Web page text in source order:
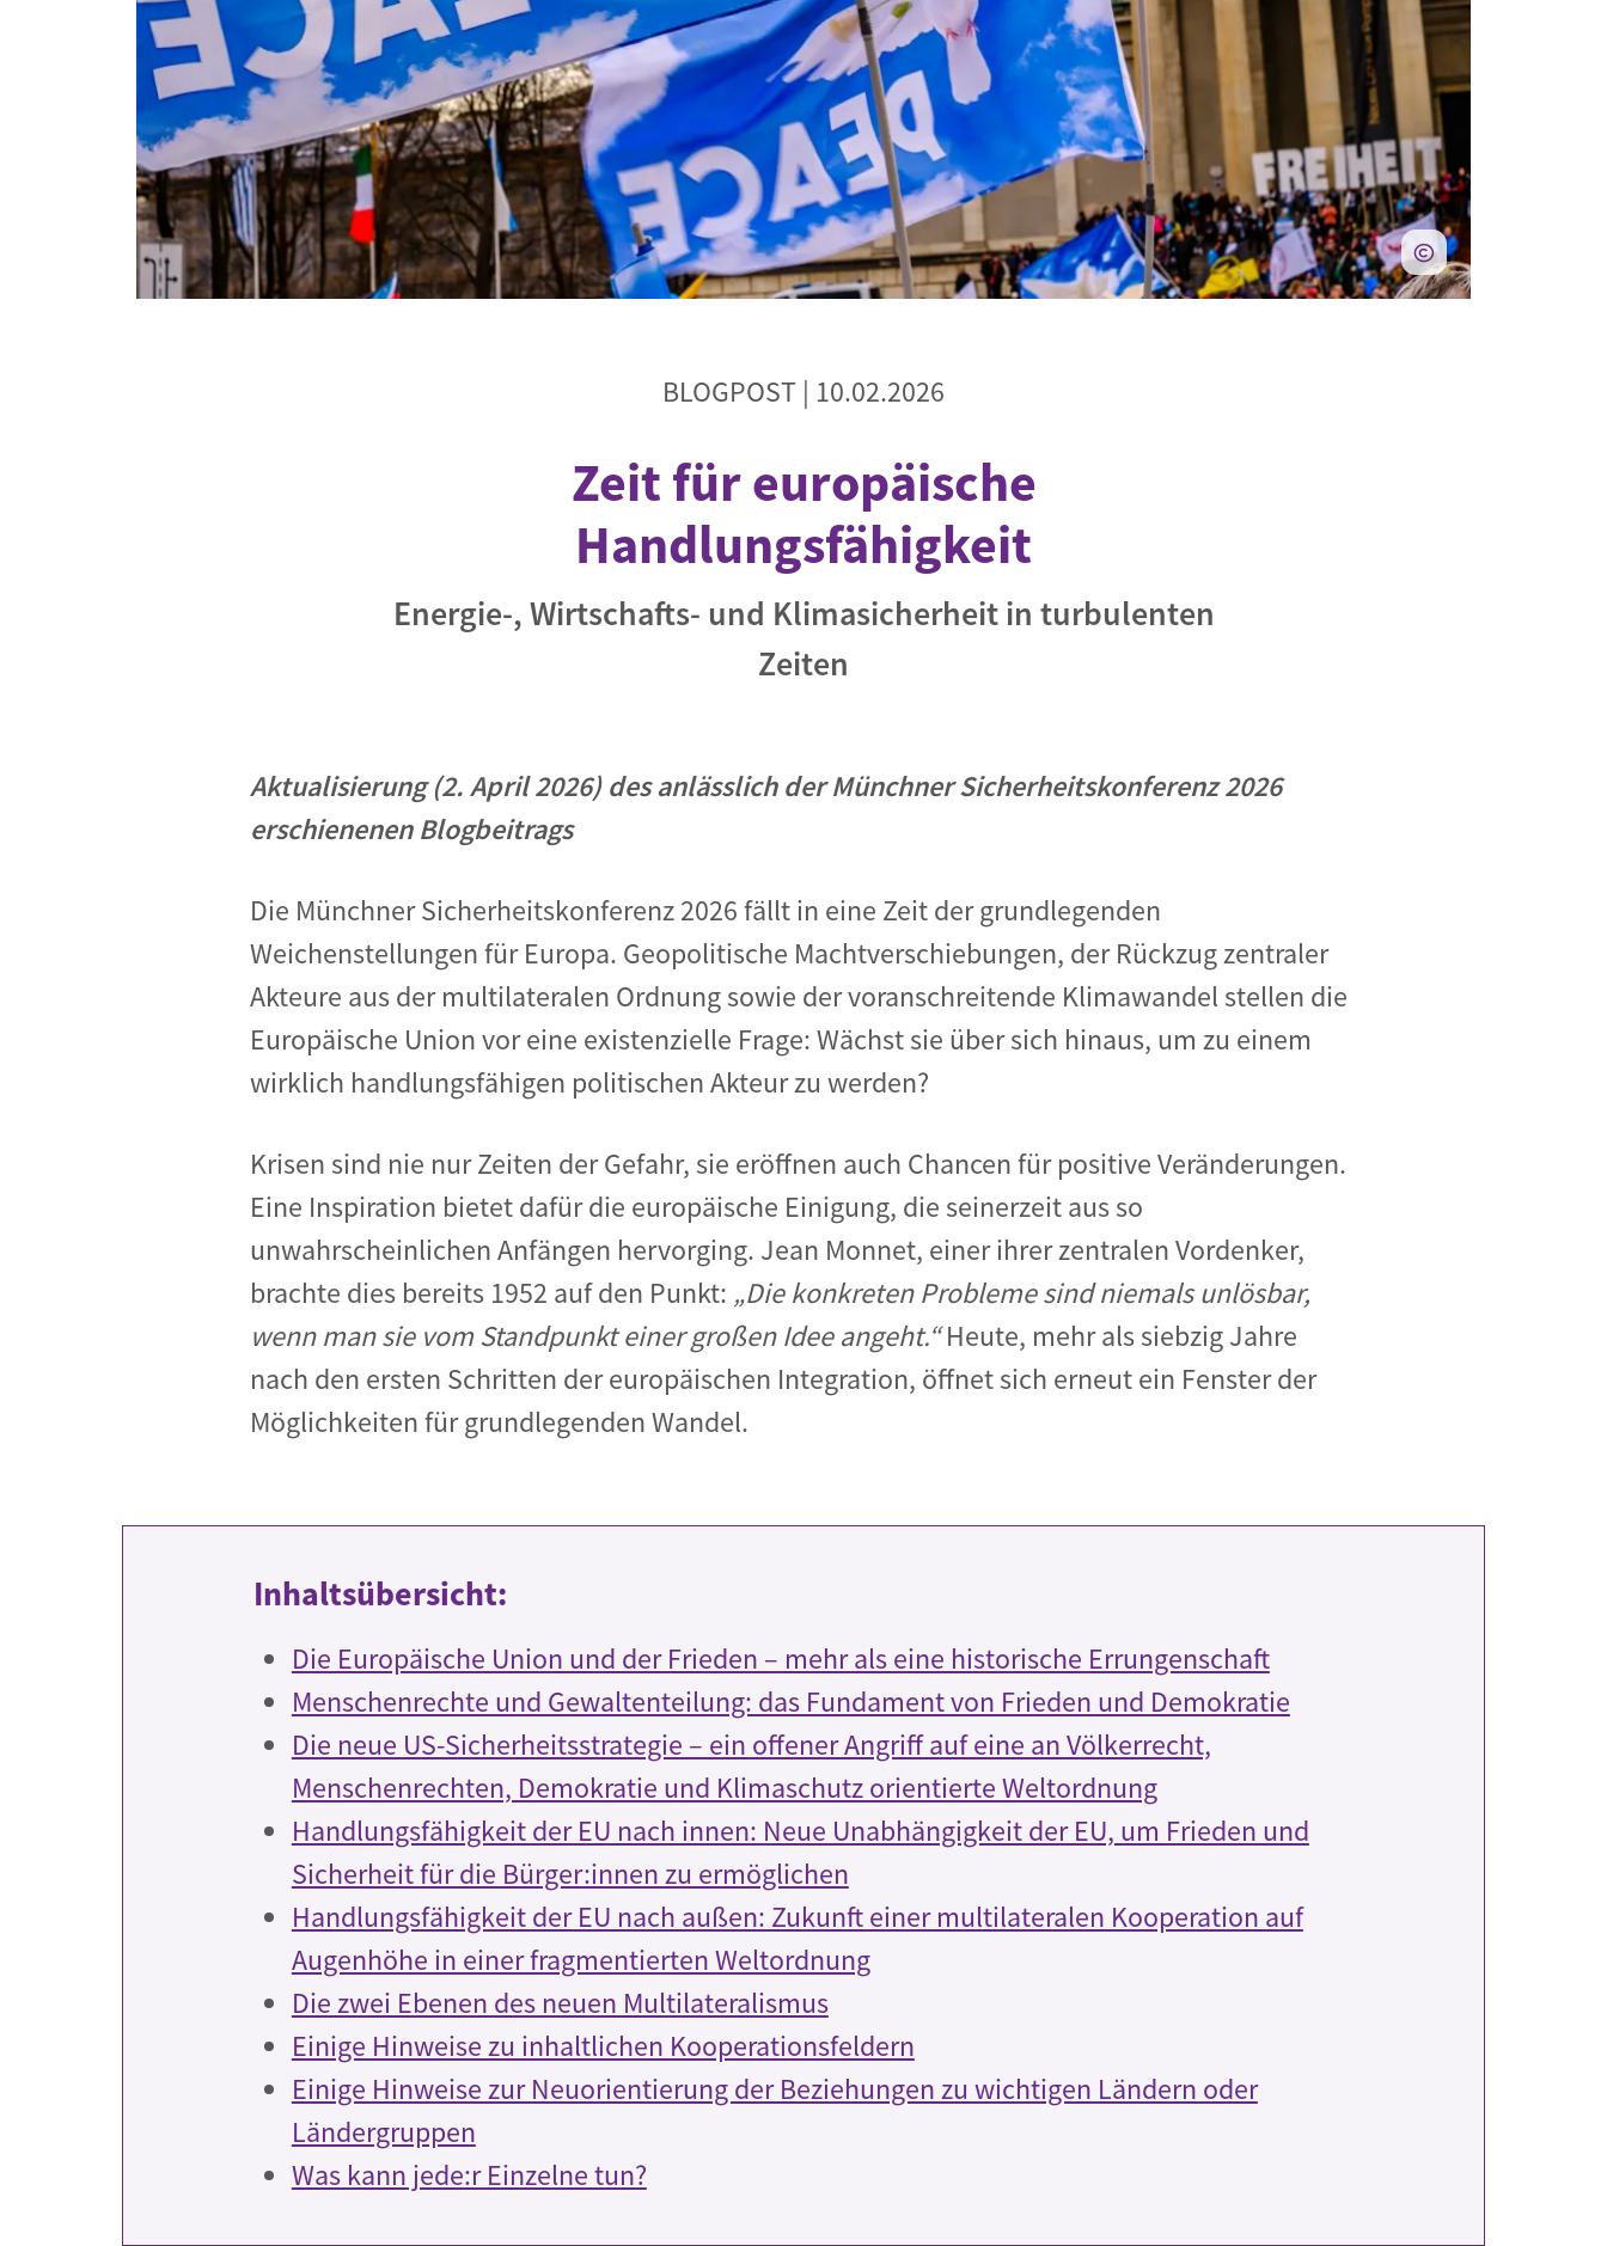
Industrietransformation
Klimafinanzierung
Wirtschaft, Finanzen & Handel
Sustainable Finance
Unternehmensverantwortung
Globaler Handel
Ressourcen & Kreislaufwirtschaft
Begegnung und Dialog
Bildungsmaterialien
Zukunftsfähige Digitalisierung
Klima- und Umweltklagen
Die Klimaklage: Saúl vs. RWE
Zukunftsklage
BLOGPOST | 10.02.2026
Zeit für europäische
Handlungsfähigkeit
Energie-, Wirtschafts- und Klimasicherheit in turbulenten
Zeiten
Aktualisierung (2. April 2026) des anlässlich der Münchner Sicherheitskonferenz 2026
erschienenen Blogbeitrags
Die Münchner Sicherheitskonferenz 2026 fällt in eine Zeit der grundlegenden
Weichenstellungen für Europa. Geopolitische Machtverschiebungen, der Rückzug zentraler
Akteure aus der multilateralen Ordnung sowie der voranschreitende Klimawandel stellen die
Europäische Union vor eine existenzielle Frage: Wächst sie über sich hinaus, um zu einem
wirklich handlungsfähigen politischen Akteur zu werden?
Krisen sind nie nur Zeiten der Gefahr, sie eröffnen auch Chancen für positive Veränderungen.
Eine Inspiration bietet dafür die europäische Einigung, die seinerzeit aus so
unwahrscheinlichen Anfängen hervorging. Jean Monnet, einer ihrer zentralen Vordenker,
brachte dies bereits 1952 auf den Punkt: „Die konkreten Probleme sind niemals unlösbar,
wenn man sie vom Standpunkt einer großen Idee angeht.“Heute, mehr als siebzig Jahre
nach den ersten Schritten der europäischen Integration, öffnet sich erneut ein Fenster der
Möglichkeiten für grundlegenden Wandel.
Inhaltsübersicht:
Die Europäische Union und der Frieden – mehr als eine historische Errungenschaft
Menschenrechte und Gewaltenteilung: das Fundament von Frieden und Demokratie
Die neue US-Sicherheitsstrategie – ein offener Angriff auf eine an Völkerrecht,
Menschenrechten, Demokratie und Klimaschutz orientierte Weltordnung
Handlungsfähigkeit der EU nach innen: Neue Unabhängigkeit der EU, um Frieden und
Sicherheit für die Bürger:innen zu ermöglichen
Handlungsfähigkeit der EU nach außen: Zukunft einer multilateralen Kooperation auf
Augenhöhe in einer fragmentierten Weltordnung
Die zwei Ebenen des neuen Multilateralismus
Einige Hinweise zu inhaltlichen Kooperationsfeldern
Einige Hinweise zur Neuorientierung der Beziehungen zu wichtigen Ländern oder
Ländergruppen
Was kann jede:r Einzelne tun?